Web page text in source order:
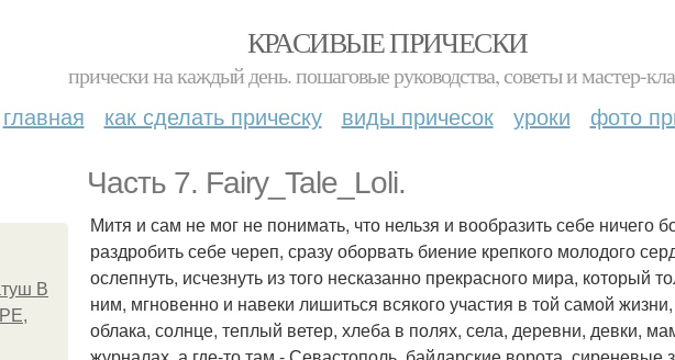
КРАСИВЫЕ ПРИЧЕСКИ
прически на каждый день. пошаговые руководства, советы и мастер-
главная как сделать прическу виды причесок уроки фото
Часть 7. Fairy_Tale_Loli.
В
Митя и сам не мог не понимать, что нельзя и вообразить себе ничего
раздробить себе череп, сразу оборвать биение крепкого молодого
ослепнуть, исчезнуть из того несказанно прекрасного мира, который
ним, мгновенно и навеки лишиться всякого участия в той самой
облака, солнце, теплый ветер, хлеба в полях, села, деревни, девки,